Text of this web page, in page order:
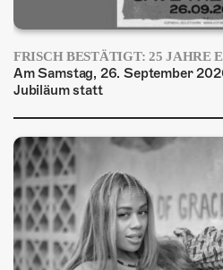
FRISCH BESTÄTIGT: 25 JAHRE
Am Samstag, 26. September
Jubiläum statt